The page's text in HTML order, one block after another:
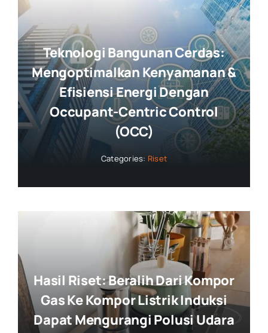
Teknologi Bangunan Cerdas:
Mengoptimalkan Kenyamanan &
Efisiensi Energi Dengan
Occupant-Centric Control
(OCC)
Categories: Riset
Hasil Riset: Beralih Dari Kompor
Gas Ke Kompor Listrik Induksi
Dapat Mengurangi Polusi Udara